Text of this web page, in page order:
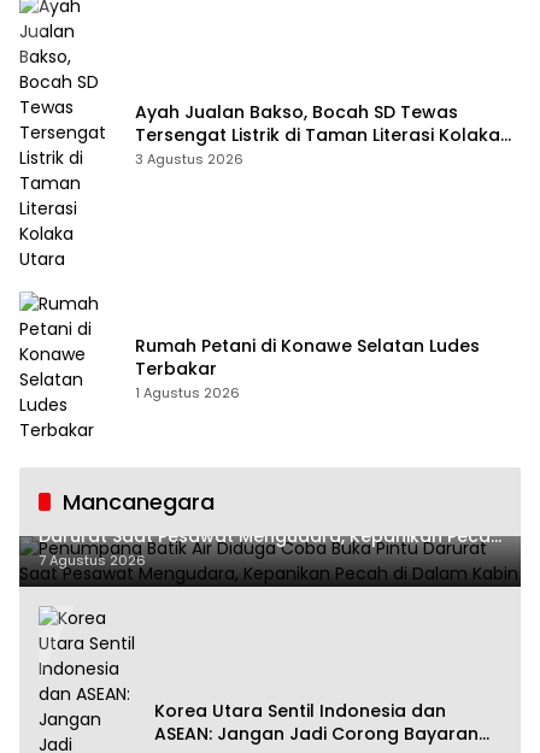
Ayah Jualan Bakso, Bocah SD Tewas
Tersengat Listrik di Taman Literasi Kolaka
Utara
3 Agustus 2026
Rumah Petani di Konawe Selatan Ludes
Terbakar
1 Agustus 2026
Mancanegara
Penumpang Batik Air Diduga Coba Buka Pintu
Darurat Saat Pesawat Mengudara, Kepanikan Pecah
di Dalam Kabin
7 Agustus 2026
Korea Utara Sentil Indonesia dan
ASEAN: Jangan Jadi Corong Bayaran